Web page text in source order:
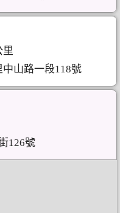
里
山路一段118號
126號